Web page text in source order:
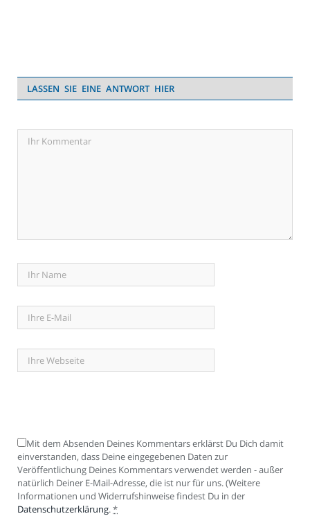
LASSEN SIE EINE ANTWORT HIER
Mit dem Absenden Deines Kommentars erklärst Du Dich damit
einverstanden, dass Deine eingegebenen Daten zur
Veröffentlichung Deines Kommentars verwendet werden - außer
natürlich Deiner E-Mail-Adresse, die ist nur für uns. (Weitere
Informationen und Widerrufshinweise findest Du in der
Datenschutzerklärung.*